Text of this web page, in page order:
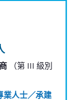
（第 III 級別
業人士／承建